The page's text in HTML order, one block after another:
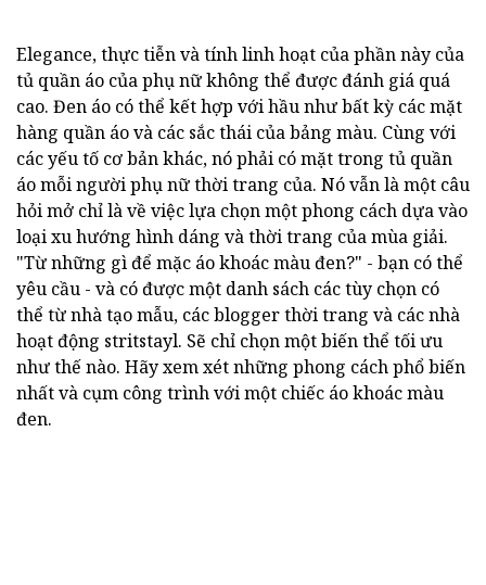
Elegance, thực tiễn và tính linh hoạt của phần này của
tủ quần áo của phụ nữ không thể được đánh giá quá
cao. Đen áo có thể kết hợp với hầu như bất kỳ các mặt
hàng quần áo và các sắc thái của bảng màu. Cùng với
các yếu tố cơ bản khác, nó phải có mặt trong tủ quần
áo mỗi người phụ nữ thời trang của. Nó vẫn là một câu
hỏi mở chỉ là về việc lựa chọn một phong cách dựa vào
loại xu hướng hình dáng và thời trang của mùa giải.
"Từ những gì để mặc áo khoác màu đen?" - bạn có thể
yêu cầu - và có được một danh sách các tùy chọn có
thể từ nhà tạo mẫu, các blogger thời trang và các nhà
hoạt động stritstayl. Sẽ chỉ chọn một biến thể tối ưu
như thế nào. Hãy xem xét những phong cách phổ biến
nhất và cụm công trình với một chiếc áo khoác màu
đen.